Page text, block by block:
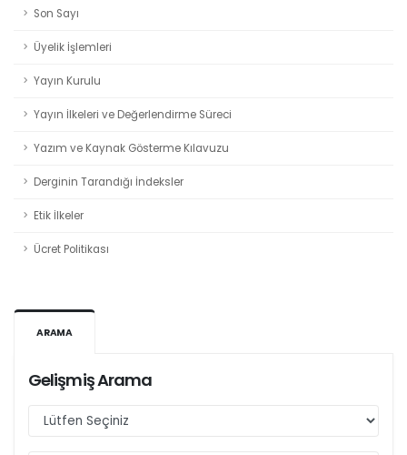
Son Sayı
Üyelik İşlemleri
Yayın Kurulu
Yayın İlkeleri ve Değerlendirme Süreci
Yazım ve Kaynak Gösterme Kılavuzu
Derginin Tarandığı İndeksler
Etik İlkeler
Ücret Politikası
ARAMA
Gelişmiş Arama